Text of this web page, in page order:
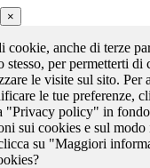
×
cookie, anche di terze
stesso, per permetterti di
le visite sul sito. Per
le tue preferenze,
"Privacy policy" in
sui cookies e sul modo
su "Maggiori